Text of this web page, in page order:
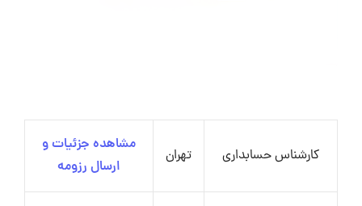
کارشناس حسابداری تهران
مشاهده جزئیات و
ارسال رزومه